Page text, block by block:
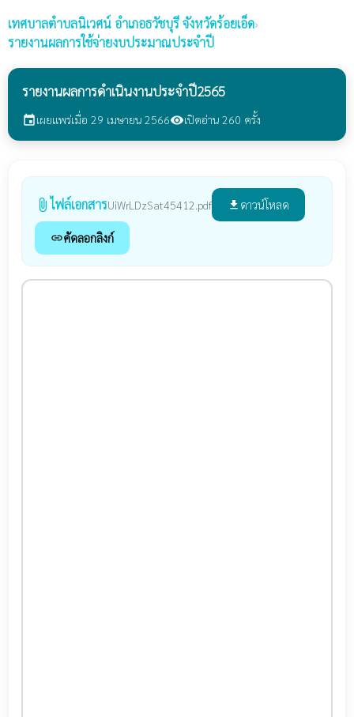
เทศบาลตำบลนิเวศน์ อำเภอธวัชบุรี จังหวัดร้อยเอ็ด›
รายงานผลการใช้จ่ายงบประมาณประจำปี
รายงานผลการดำเนินงานประจำปี2565
eventเผยแพร่เมื่อ 29 เมษายน 2566visibilityเปิดอ่าน 260 ครั้ง
attach_file ไฟล์เอกสารUiWrLDzSat45412.pdf file_download ดาวน์โหลด
linkคัดลอกลิงก์